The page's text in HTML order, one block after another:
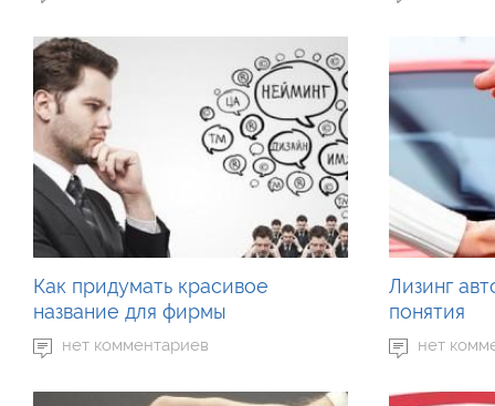
Как придумать красивое
название для фирмы
нет комментариев
Лизинг
понятия
нет